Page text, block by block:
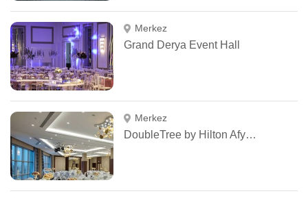
Merkez
Grand Derya Event Hall
Merkez
DoubleTree by Hilton Afyonkarahisar